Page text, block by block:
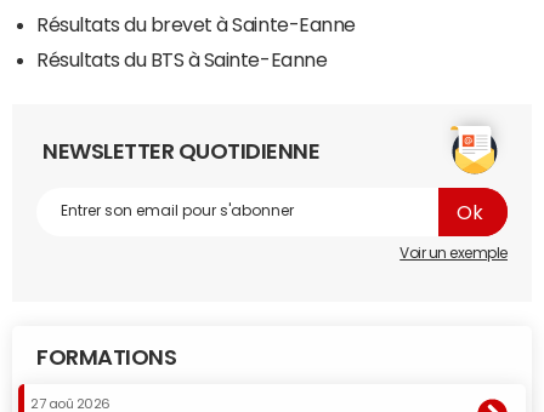
Résultats du brevet à Sainte-Eanne
Résultats du BTS à Sainte-Eanne
NEWSLETTER QUOTIDIENNE
Voir un exemple
FORMATIONS
27 aoû 2026